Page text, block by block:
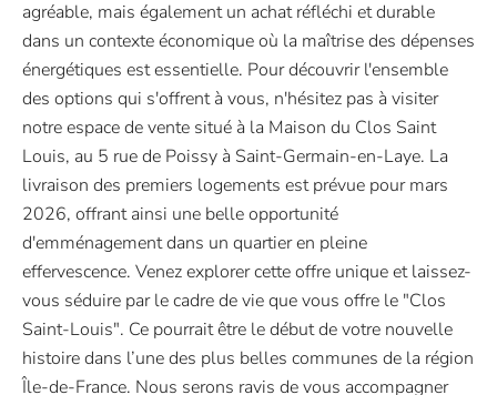
agréable, mais également un achat réfléchi et durable
dans un contexte économique où la maîtrise des dépenses
énergétiques est essentielle. Pour découvrir l'ensemble
des options qui s'offrent à vous, n'hésitez pas à visiter
notre espace de vente situé à la Maison du Clos Saint
Louis, au 5 rue de Poissy à Saint-Germain-en-Laye. La
livraison des premiers logements est prévue pour mars
2026, offrant ainsi une belle opportunité
d'emménagement dans un quartier en pleine
effervescence. Venez explorer cette offre unique et laissez-
vous séduire par le cadre de vie que vous offre le "Clos
Saint-Louis". Ce pourrait être le début de votre nouvelle
histoire dans l’une des plus belles communes de la région
Île-de-France. Nous serons ravis de vous accompagner